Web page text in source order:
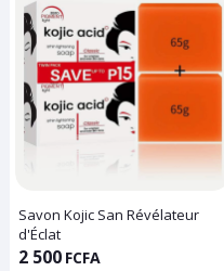
Savon Kojic San Révélateur
d'Éclat
2 500 FCFA